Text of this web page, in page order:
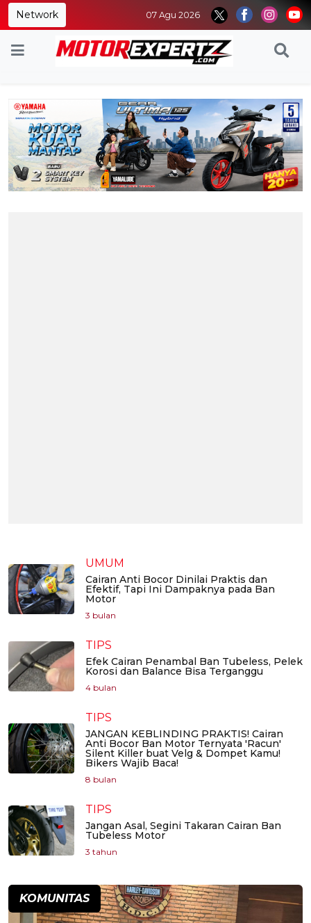
Network 07 Agu 2026
UMUM
Cairan Anti Bocor Dinilai Praktis dan
Efektif, Tapi Ini Dampaknya pada Ban
Motor
3 bulan
TIPS
Efek Cairan Penambal Ban Tubeless, Pelek
Korosi dan Balance Bisa Terganggu
4 bulan
TIPS
JANGAN KEBLINDING PRAKTIS! Cairan
Anti Bocor Ban Motor Ternyata 'Racun'
Silent Killer buat Velg & Dompet Kamu!
Bikers Wajib Baca!
8 bulan
TIPS
Jangan Asal, Segini Takaran Cairan Ban
Tubeless Motor
3 tahun
KOMUNITAS